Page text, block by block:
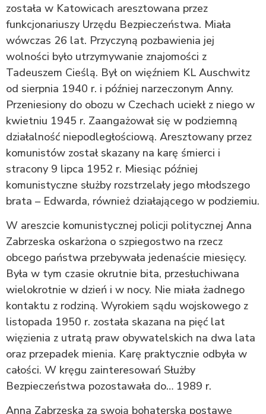
została w Katowicach aresztowana przez
funkcjonariuszy Urzędu Bezpieczeństwa. Miała
wówczas 26 lat. Przyczyną pozbawienia jej
wolności było utrzymywanie znajomości z
Tadeuszem Cieślą. Był on więźniem KL Auschwitz
od sierpnia 1940 r. i później narzeczonym Anny.
Przeniesiony do obozu w Czechach uciekł z niego w
kwietniu 1945 r. Zaangażował się w podziemną
działalność niepodległościową. Aresztowany przez
komunistów został skazany na karę śmierci i
stracony 9 lipca 1952 r. Miesiąc później
komunistyczne służby rozstrzelały jego młodszego
brata – Edwarda, również działającego w podziemiu.
W areszcie komunistycznej policji politycznej Anna
Zabrzeska oskarżona o szpiegostwo na rzecz
obcego państwa przebywała jedenaście miesięcy.
Była w tym czasie okrutnie bita, przesłuchiwana
wielokrotnie w dzień i w nocy. Nie miała żadnego
kontaktu z rodziną. Wyrokiem sądu wojskowego z
listopada 1950 r. została skazana na pięć lat
więzienia z utratą praw obywatelskich na dwa lata
oraz przepadek mienia. Karę praktycznie odbyła w
całości. W kręgu zainteresowań Służby
Bezpieczeństwa pozostawała do… 1989 r.
Anna Zabrzeska za swoją bohaterską postawę